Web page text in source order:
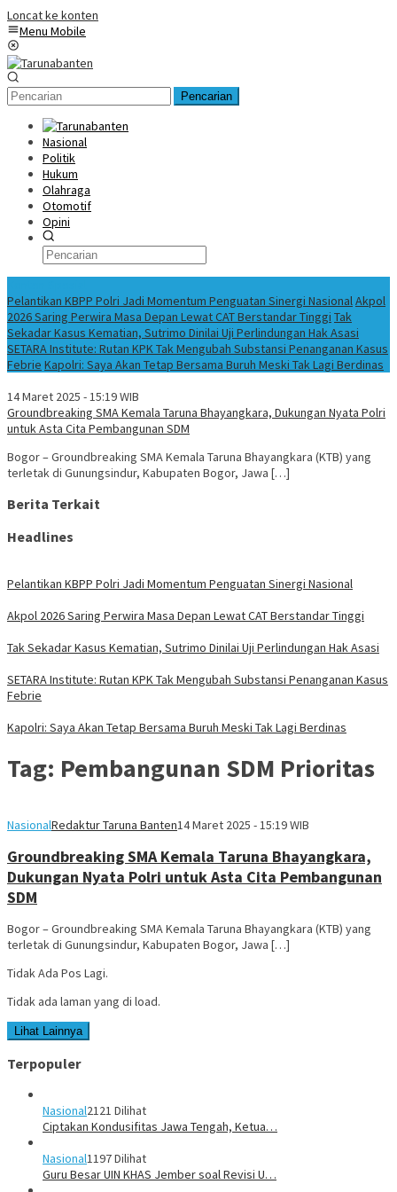
Loncat ke konten
Menu Mobile
Pencarian
Nasional
Politik
Hukum
Olahraga
Otomotif
Opini
Pelantikan KBPP Polri Jadi Momentum Penguatan Sinergi NasionalAkpol
2026 Saring Perwira Masa Depan Lewat CAT Berstandar Tinggi Tak
Sekadar Kasus Kematian, Sutrimo Dinilai Uji Perlindungan Hak Asasi
SETARA Institute: Rutan KPK Tak Mengubah Substansi Penanganan Kasus
Febrie Kapolri: Saya Akan Tetap Bersama Buruh Meski Tak Lagi Berdinas
14 Maret 2025 - 15:19 WIB
Groundbreaking SMA Kemala Taruna Bhayangkara, Dukungan Nyata Polri
untuk Asta Cita Pembangunan SDM
Bogor – Groundbreaking SMA Kemala Taruna Bhayangkara (KTB) yang
terletak di Gunungsindur, Kabupaten Bogor, Jawa […]
Berita Terkait
Headlines
Pelantikan KBPP Polri Jadi Momentum Penguatan Sinergi Nasional
Akpol 2026 Saring Perwira Masa Depan Lewat CAT Berstandar Tinggi
Tak Sekadar Kasus Kematian, Sutrimo Dinilai Uji Perlindungan Hak Asasi
SETARA Institute: Rutan KPK Tak Mengubah Substansi Penanganan Kasus
Febrie
Kapolri: Saya Akan Tetap Bersama Buruh Meski Tak Lagi Berdinas
Tag: Pembangunan SDM Prioritas
NasionalRedaktur Taruna Banten14 Maret 2025 - 15:19 WIB
Groundbreaking SMA Kemala Taruna Bhayangkara,
Dukungan Nyata Polri untuk Asta Cita Pembangunan
SDM
Bogor – Groundbreaking SMA Kemala Taruna Bhayangkara (KTB) yang
terletak di Gunungsindur, Kabupaten Bogor, Jawa […]
Tidak Ada Pos Lagi.
Tidak ada laman yang di load.
Lihat Lainnya
Terpopuler
Nasional2121 Dilihat
Ciptakan Kondusifitas Jawa Tengah, Ketua…
Nasional1197 Dilihat
Guru Besar UIN KHAS Jember soal Revisi U…